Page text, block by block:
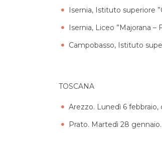
Isernia, Istituto superiore
Isernia, Liceo ”Majorana –
Campobasso, Istituto
TOSCANA
Arezzo. Lunedì 6 febbraio,
Prato. Martedì 28